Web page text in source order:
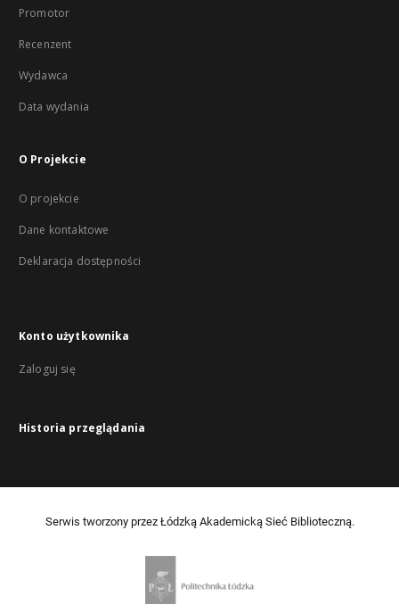
Promotor
Recenzent
Wydawca
Data wydania
O Projekcie
O projekcie
Dane kontaktowe
Deklaracja dostępności
Konto użytkownika
Zaloguj się
Historia przeglądania
Serwis tworzony przez Łódzką Akademicką Sieć Biblioteczną.